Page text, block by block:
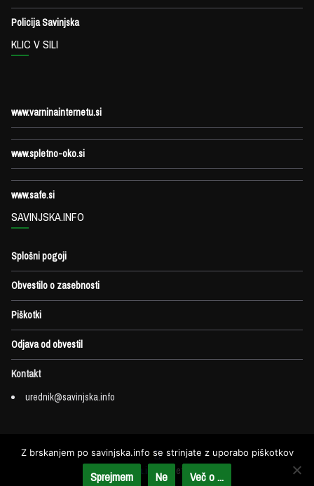
Policija Savinjska
KLIC V SILI
www.varninainternetu.si
www.spletno-oko.si
www.safe.si
SAVINJSKA.INFO
Splošni pogoji
Obvestilo o zasebnosti
Piškotki
Odjava od obvestil
Kontakt
urednik@savinjska.info
savinjska.infood leta 2018
Z brskanjem po savinjska.info se strinjate z uporabo piškotkov
Sprejmem Ne Več o ...